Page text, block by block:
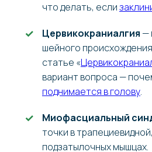
что делать, если
Цервикокраниалгия —
шейного
статье «
вариант вопроса —
поднимается в голову.
Миофасциальный
точки в
подзатылочных мышцах.